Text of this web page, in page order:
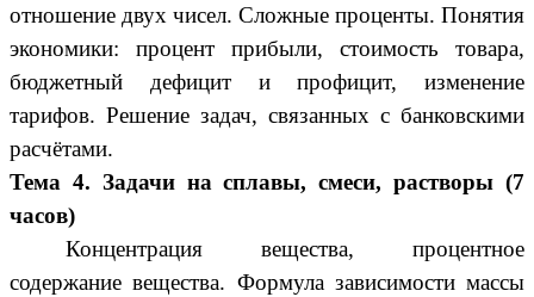
отношение двух чисел. Сложные проценты. Понятия
экономики: процент прибыли, стоимость товара,
бюджетный дефицит и профицит, изменение
тарифов. Решение задач, связанных с банковскими
расчётами.
Тема 4. Задачи на сплавы, смеси, растворы (7
часов)
Концентрация вещества, процентное
содержание вещества. Формула зависимости массы